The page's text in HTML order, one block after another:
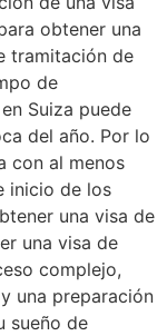
obtener una
tramitación de
de
Suiza puede
del año. Por lo
con al menos
inicio de los
una visa de
una visa de
complejo,
una preparación
sueño de